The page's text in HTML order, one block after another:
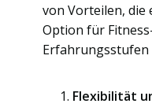
von Vorteilen, die
Option für
Erfahrungsstufen
Flexibilität